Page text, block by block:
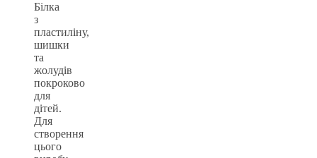
Білка
з
пластиліну,
шишки
та
жолудів
покроково
для
дітей.
Для
створення
цього